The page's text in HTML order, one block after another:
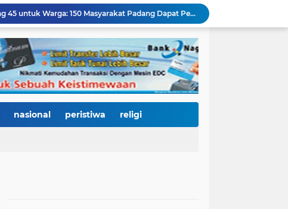
Dari Gedung Joeang 45 untuk Warga: 150 Masyarakat Padang Dapat Pemeriksaan Mata dan Kacamata Gratis
438 Personel DLH Dikerahkan, HJK Padang ke-357 Dibidik Zero Visible Litter
270 Rumah Terdampak Banjir Terima Bantuan Rp540 Juta, Pemko Padang Percepat Pemulihan Pascabencana
4.000 Pelari Kepung Pantai Cimpago, BOM Run 2026 Jadi Panggung Promosi Wisata dan Gastronomi Kota Padang
Padang Harmoni Festival 2026: Saat Keberagaman Menjadi Kekuatan, Empat Etnis Bersatu di Panggung Pantai Cimpago
KY Tetapkan 14 Calon Hakim Agung dan Hakim Ad Hoc MA, Nama Dr. Dhifla Wiyani dari Sumbar Masuk Dalam Daftar Kamar Pidana
Padang Gastronomy Market Hari Kedua: Surga Kuliner Tradisional di Kota Tua, UMKM Lokal Banjir Apresiasi
nasional peristiwa religi